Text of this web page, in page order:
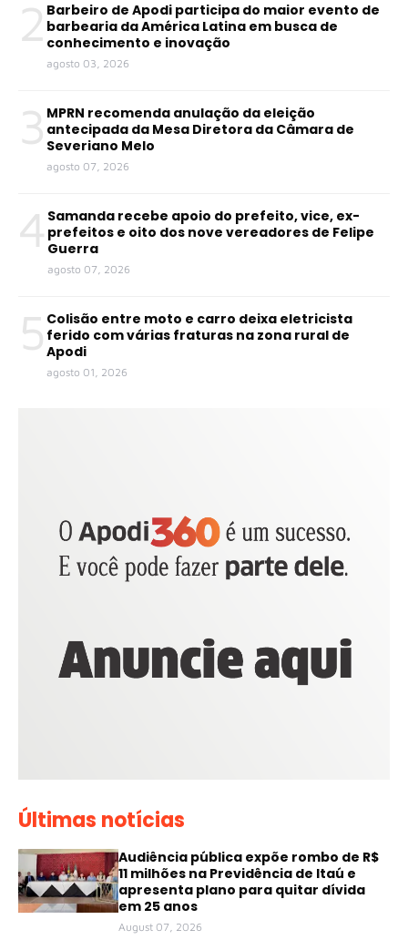
2 Barbeiro de Apodi participa do maior evento de
barbearia da América Latina em busca de
conhecimento e inovação
agosto 03, 2026
3 MPRN recomenda anulação da eleição
antecipada da Mesa Diretora da Câmara de
Severiano Melo
agosto 07, 2026
4 Samanda recebe apoio do prefeito, vice, ex-
prefeitos e oito dos nove vereadores de Felipe
Guerra
agosto 07, 2026
5 Colisão entre moto e carro deixa eletricista
ferido com várias fraturas na zona rural de
Apodi
agosto 01, 2026
Últimas notícias
Audiência pública expõe rombo de R$
11 milhões na Previdência de Itaú e
apresenta plano para quitar dívida
em 25 anos
August 07, 2026